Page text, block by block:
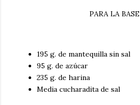
PARA LA BASE
195 g. de mantequilla sin sal
95 g. de azúcar
235 g. de harina
Media cucharadita de sal